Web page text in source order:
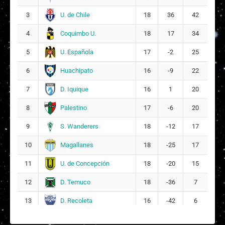
26
14
Muriel Isidora Muñoz Fuenzalida
19
Constanza Arelli Quersero González
5
Renata Valentina Vidal Fuenzalida
31
DT: Raúl Aburto
3 U. de Chile 18 36 42
4 Coquimbo U. 18 17 34
5 U. Española 17 -2 25
6 Huachipato 16 -9 22
7 D. Iquique 16 1 20
8 Palestino 17 -6 20
9 S. Wanderers 18 -12 17
10 Magallanes 18 -25 17
11 U. de Concepción 18 -20 15
12 D. Temuco 18 -36 7
13 D. Recoleta 16 -42 6